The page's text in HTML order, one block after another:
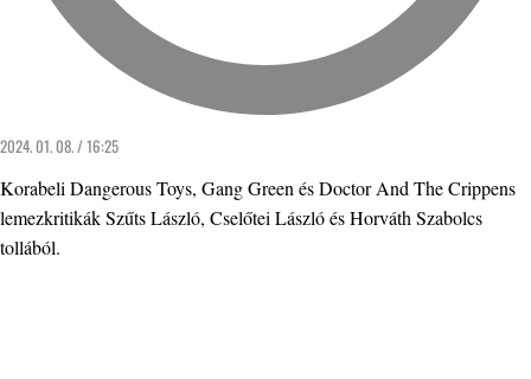
2024. 01. 08. / 16:25
Korabeli Dangerous Toys, Gang Green és Doctor And The Crippens
lemezkritikák Szűts László, Cselőtei László és Horváth Szabolcs
tollából.